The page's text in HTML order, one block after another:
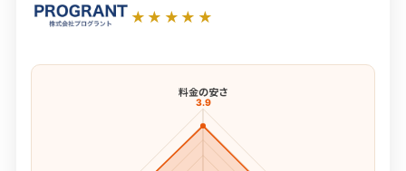
★★★★★
料金の安さ
3.9